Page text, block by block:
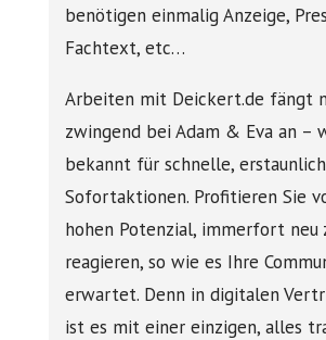
benötigen einmalig Anzeige,
Fachtext, etc…
Arbeiten mit Deickert.de fängt
zwingend bei Adam & Eva an –
bekannt für schnelle,
Sofortaktionen. Profitieren Sie
hohen Potenzial, immerfort neu
reagieren, so wie es Ihre
erwartet. Denn in digitalen
ist es mit einer einzigen, alles